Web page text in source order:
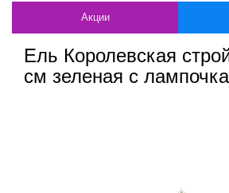
Акции
Ель Королевская
см зеленая с